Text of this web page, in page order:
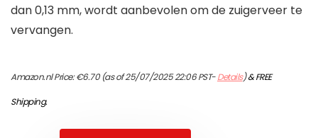
dan 0,13 mm, wordt aanbevolen om de zuigerveer te
vervangen.
Amazon.nl Price:€6.70(as of 25/07/2025 22:06 PST-Details)&FREE
Shipping.